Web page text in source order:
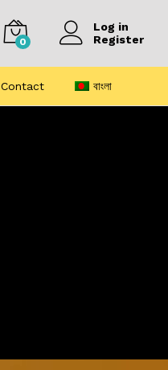
0
Log in
Register
Contact বাংলা